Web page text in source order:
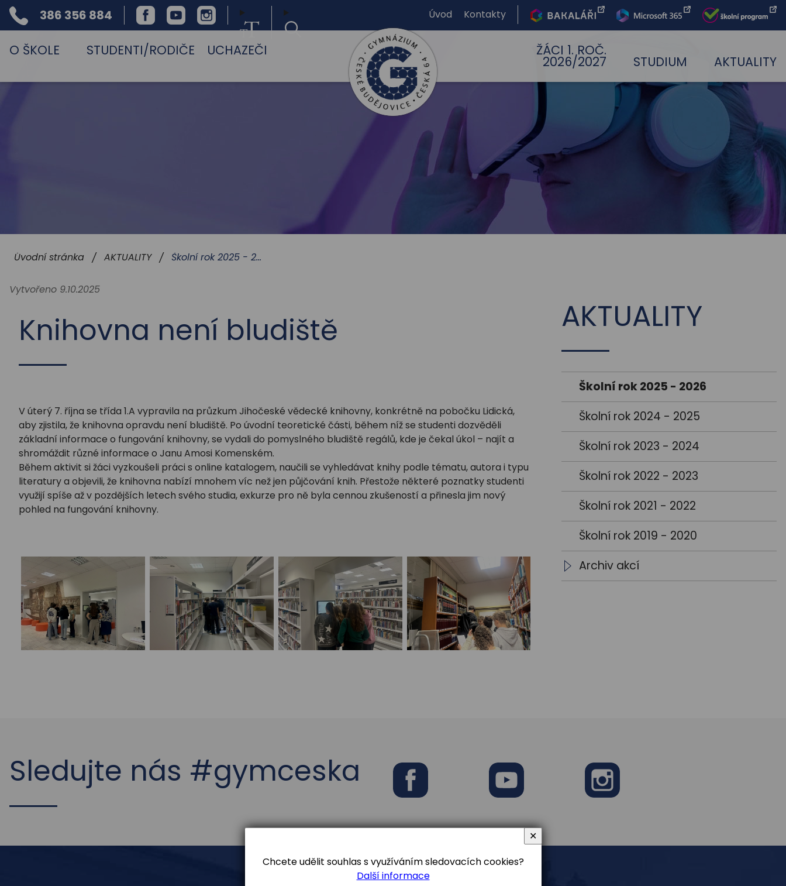
Gymnázium,
České
Budějovice,
Česká
Úvod Kontakty
O ŠKOLE STUDENTI/RODIČE UCHAZEČI ŽÁCI 1. ROČ.
2026/2027 STUDIUM AKTUALITY
Telefon
386 356 884
FacebookYoutubeInstagram Bakaláři Office 365
Škoní
Úvodní stránka / AKTUALITY / Školní rok 2025 - 2026
Vytvořeno 9.10.2025
Knihovna není bludiště
V úterý 7. října se třída 1.A vypravila na průzkum Jihočeské vědecké knihovny, konkrétně na pobočku Lidická,
aby zjistila, že knihovna opravdu není bludiště. Po úvodní teoretické části, během níž se studenti dozvěděli
základní informace o fungování knihovny, se vydali do pomyslného bludiště regálů, kde je čekal úkol – najít a
shromáždit různé informace o Janu Amosi Komenském.
Během aktivit si žáci vyzkoušeli práci s online katalogem, naučili se vyhledávat knihy podle tématu, autora i typu
literatury a objevili, že knihovna nabízí mnohem víc než jen půjčování knih. Přestože některé poznatky studenti
využijí spíše až v pozdějších letech svého studia, exkurze pro ně byla cennou zkušeností a přinesla jim nový
pohled na fungování knihovny.
AKTUALITY
Školní rok 2025 - 2026
Školní rok 2024 - 2025
Školní rok 2023 - 2024
Školní rok 2022 - 2023
Školní rok 2021 - 2022
Školní rok 2019 - 2020
Archiv akcí
Sledujte nás #gymceska
Chcete udělit souhlas s využíváním sledovacích cookies?
Další informace
✕